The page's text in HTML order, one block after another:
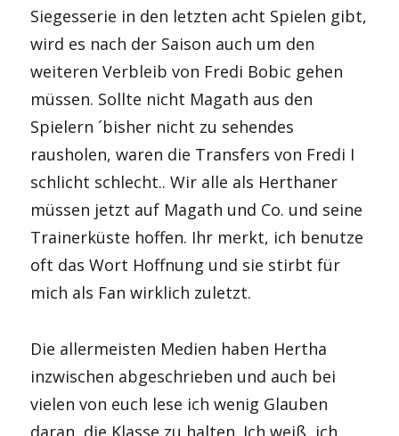
Siegesserie in den letzten acht Spielen gibt,
wird es nach der Saison auch um den
weiteren Verbleib von Fredi Bobic gehen
müssen. Sollte nicht Magath aus den
Spielern ´bisher nicht zu sehendes
rausholen, waren die Transfers von Fredi I
schlicht schlecht.. Wir alle als Herthaner
müssen jetzt auf Magath und Co. und seine
Trainerküste hoffen. Ihr merkt, ich benutze
oft das Wort Hoffnung und sie stirbt für
mich als Fan wirklich zuletzt.
Die allermeisten Medien haben Hertha
inzwischen abgeschrieben und auch bei
vielen von euch lese ich wenig Glauben
daran, die Klasse zu halten. Ich weiß, ich